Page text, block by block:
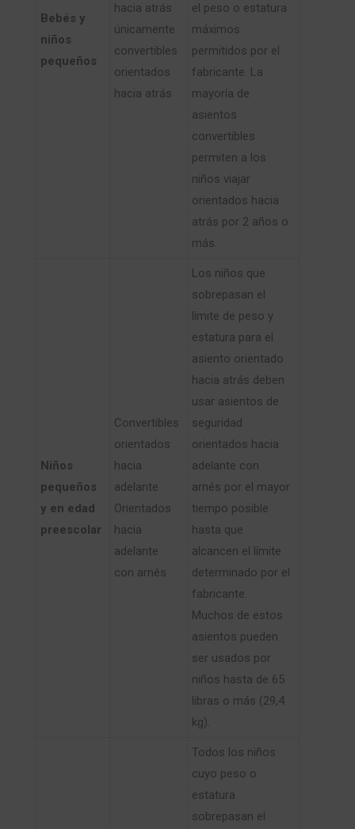
​Bebés y
niños
pequeños
hacia atrás
únicamente
convertibles
orientados
hacia atrás
el peso o estatura
máximos
permitidos por el
fabricante. La
mayoría de
asientos
convertibles
permiten a los
niños viajar
orientados hacia
atrás por 2 años o
más.
​Niños
pequeños
y en edad
preescolar
​Convertibles
orientados
hacia
adelante
Orientados
hacia
adelante
con arnés
Los niños que
sobrepasan el
límite de peso y
estatura para el
asiento orientado
hacia atrás deben
usar asientos de
seguridad
orientados hacia
adelante con
arnés por el mayor
tiempo posible
hasta que
alcancen el límite
determinado por el
fabricante.
Muchos de estos
asientos pueden
ser usados por
niños hasta de 65
libras o más (29,4
kg).
Todos los niños
cuyo peso o
estatura
sobrepasan el